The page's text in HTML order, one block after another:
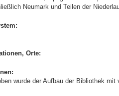
Neumark und Teilen der
Orte:
wurde der Aufbau der Bibliothek